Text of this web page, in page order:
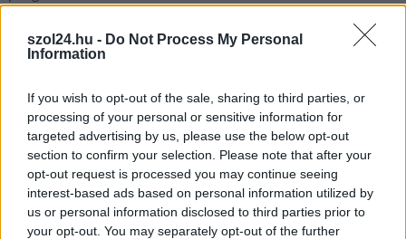
szol24.hu - Do Not Process My Personal
Information
If you wish to opt-out of the sale, sharing to third parties, or
processing of your personal or sensitive information for
targeted advertising by us, please use the below opt-out
section to confirm your selection. Please note that after your
opt-out request is processed you may continue seeing
interest-based ads based on personal information utilized by
us or personal information disclosed to third parties prior to
your opt-out. You may separately opt-out of the further
TOVÁBB OLVASOM
tilos jelzés ,türelmetlen,vita,zebra
Megelevenedett a sofőrök rémálma, elnyelt a
föld egy autóst a kereszteződésben
2025.01.30. Kiss Lajos
Ezekhez képest a